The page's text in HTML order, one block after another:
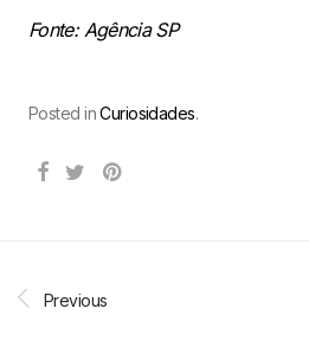
Fonte: Agência SP
Posted inCuriosidades.
Previous